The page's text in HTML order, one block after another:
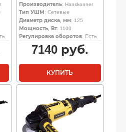
Производитель: Hanskonner
Тип УШМ : Сетевые
Диаметр диска, мм: 125
Мощность, Вт: 1100
Регулировка оборотов: Есть
7140руб.
КУПИТЬ